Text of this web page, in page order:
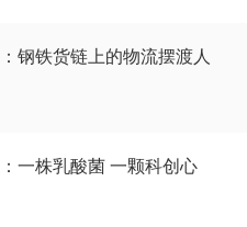
钢铁货链上的物流摆渡人
一株乳酸菌 一颗科创心